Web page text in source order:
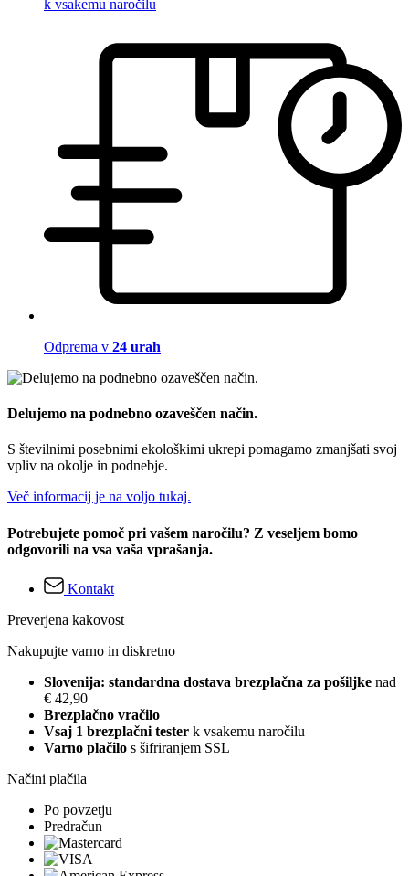
k vsakemu naročilu
Odprema v 24 urah
Delujemo na podnebno ozaveščen način.
S številnimi posebnimi ekološkimi ukrepi pomagamo zmanjšati svoj
vpliv na okolje in podnebje.
Več informacij je na voljo tukaj.
Potrebujete pomoč pri vašem naročilu? Z veseljem bomo
odgovorili na vsa vaša vprašanja.
Kontakt
Preverjena kakovost
Nakupujte varno in diskretno
Slovenija: standardna dostava brezplačna za pošiljke nad
€ 42,90
Brezplačno vračilo
Vsaj 1 brezplačni tester k vsakemu naročilu
Varno plačilo s šifriranjem SSL
Načini plačila
Po povzetju
Predračun